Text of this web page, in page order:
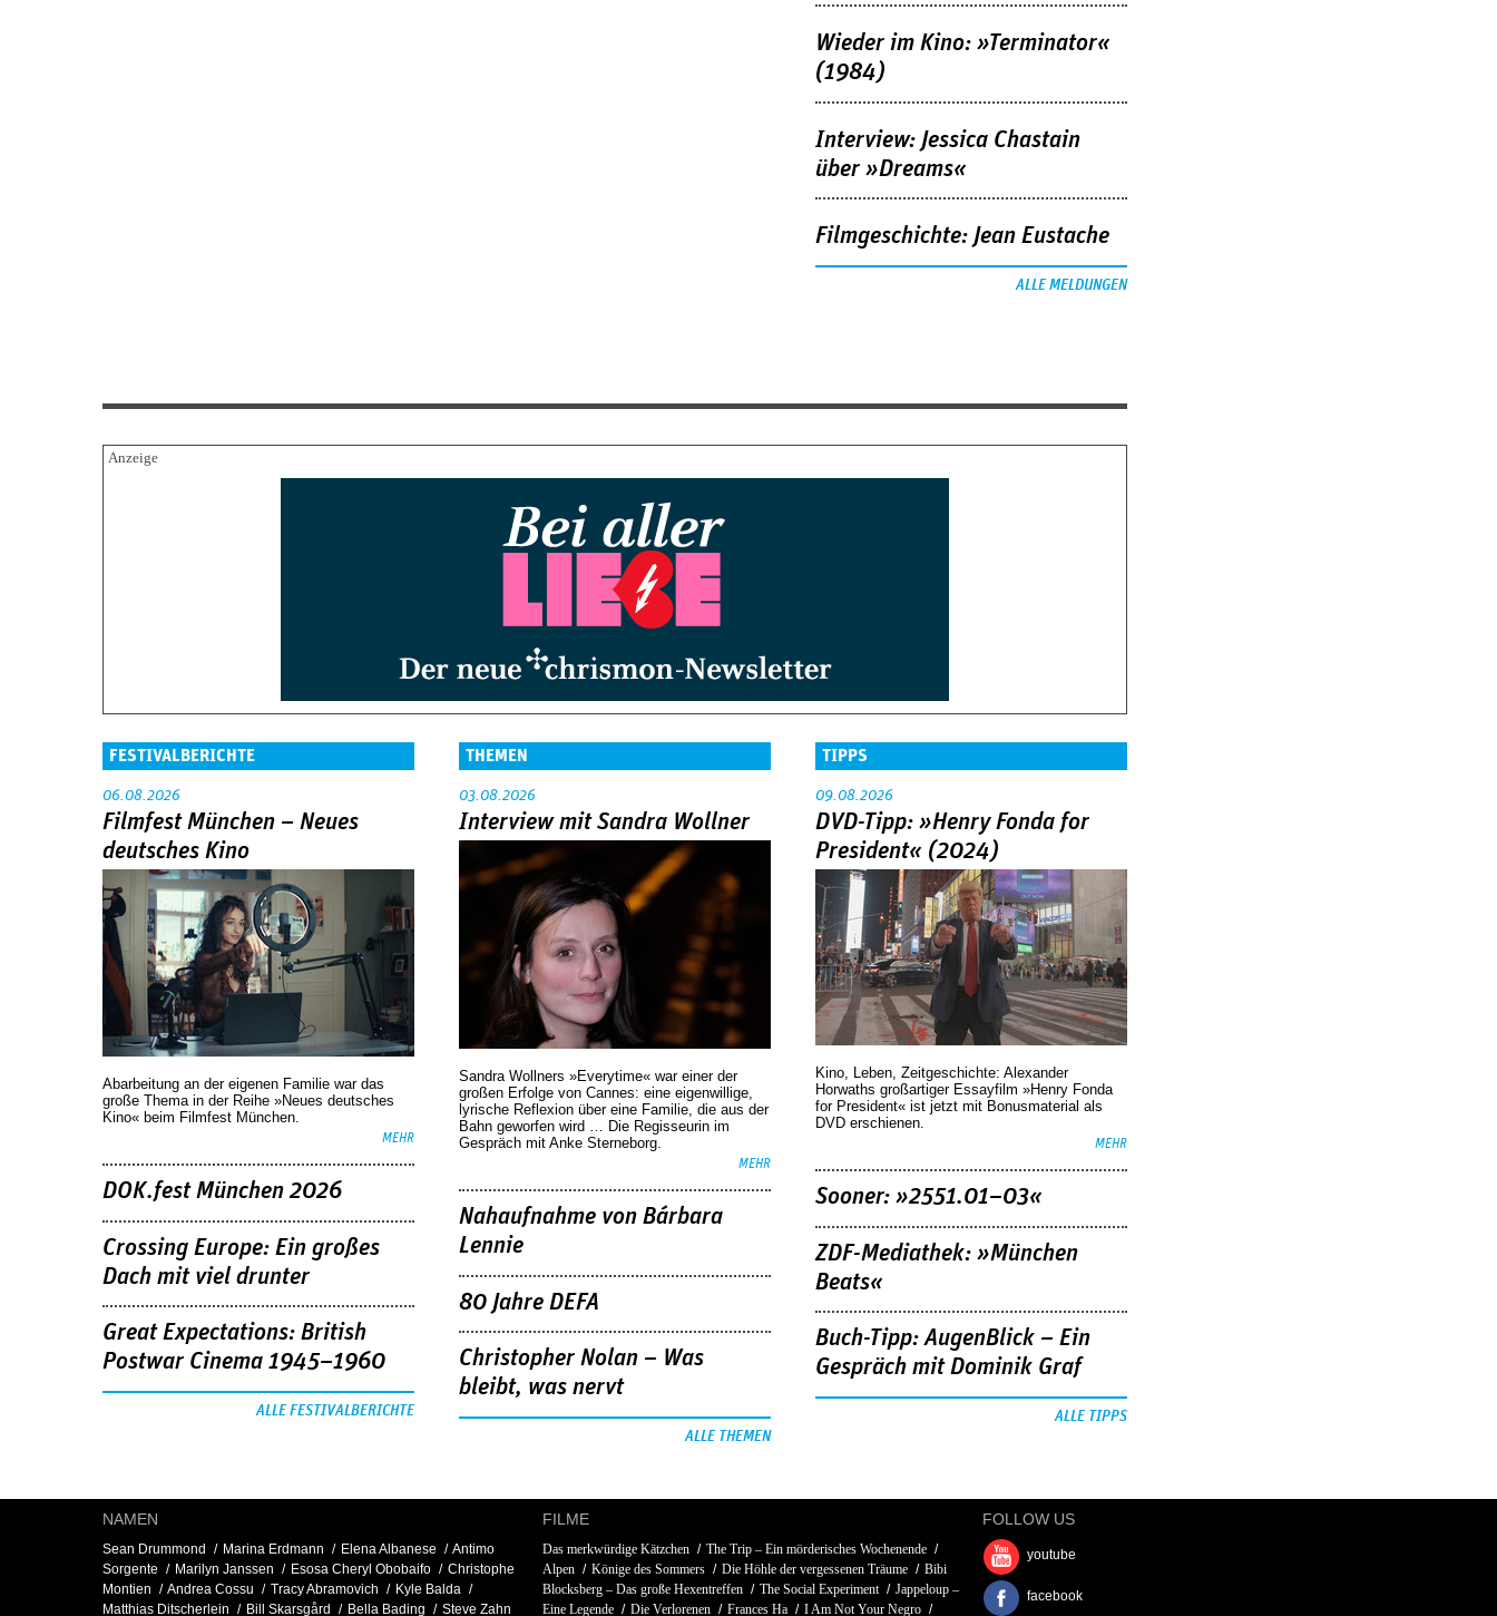
Wieder im Kino: »Terminator«
(1984)
Interview: Jessica Chastain
über »Dreams«
Filmgeschichte: Jean Eustache
ALLE MELDUNGEN
FESTIVALBERICHTE
06.08.2026
Filmfest München – Neues
deutsches Kino
Abarbeitung an der eigenen Familie war das
große Thema in der Reihe »Neues deutsches
Kino« beim Filmfest München.
MEHR
DOK.fest München 2026
Crossing Europe: Ein großes
Dach mit viel drunter
Great Expectations: British
Postwar Cinema 1945–1960
ALLE FESTIVALBERICHTE
THEMEN
03.08.2026
Interview mit Sandra Wollner
Sandra Wollners »Everytime« war einer der
großen Erfolge von Cannes: eine eigenwillige,
lyrische Reflexion über eine ­Familie, die aus der
Bahn geworfen wird … Die Regisseurin im
Gespräch mit Anke Sterneborg.
MEHR
Nahaufnahme von Bárbara
Lennie
80 Jahre DEFA
Christopher Nolan – Was
bleibt, was nervt
ALLE THEMEN
TIPPS
09.08.2026
DVD-Tipp: »Henry Fonda for
President« (2024)
Kino, Leben, Zeitgeschichte: Alexander
Horwaths großartiger Essayfilm »Henry Fonda
for President« ist jetzt mit Bonusmaterial als
DVD erschienen.
MEHR
Sooner: »2551.01–03«
ZDF-Mediathek: »München
Beats«
Buch-Tipp: AugenBlick – Ein
Gespräch mit Dominik Graf
ALLE TIPPS
NAMEN
Sean Drummond Marina Erdmann Elena Albanese
Antimo
Sorgente
Marilyn Janssen Esosa Cheryl Obobaifo
Christophe
Montien
Andrea Cossu Tracy Abramovich
Kyle Balda
Matthias Ditscherlein
Bill Skarsgård Bella Bading Steve Zahn
FILME
Das merkwürdige Kätzchen
The Trip – Ein mörderisches Wochenende
Alpen
Könige des Sommers Die Höhle der vergessenen Träume
Bibi
Blocksberg – Das große Hexentreffen
The Social Experiment
Jappeloup –
Eine Legende
Die Verlorenen Frances Ha I Am Not Your Negro
FOLLOW US
youtube
facebook